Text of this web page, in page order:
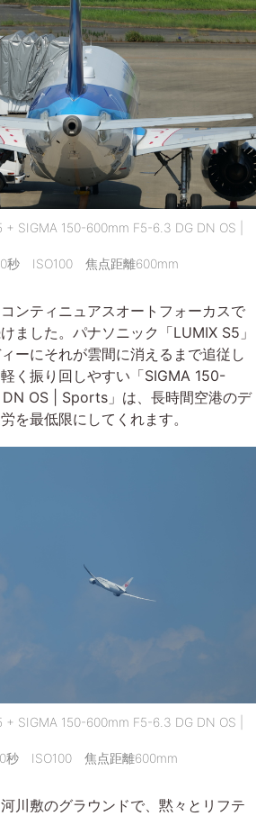
SIGMA 150-600mm F5-6.3 DG DN OS |
ISO100 焦点距離600mm
ンティニュアスオートフォーカスで
ました。パナソニック「LUMIX S5」
ーにそれが雲間に消えるまで追従し
く振り回しやすい「SIGMA 150-
OS | Sports」は、長時間空港のデ
を最低限にしてくれます。
SIGMA 150-600mm F5-6.3 DG DN OS |
ISO100 焦点距離600mm
川敷のグラウンドで、黙々とリフテ